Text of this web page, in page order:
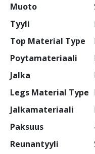
Muoto
Tyyli
Top Material Type
Poytamateriaali
Jalka
Legs Material Type
Jalkamateriaali
Paksuus
Reunantyyli